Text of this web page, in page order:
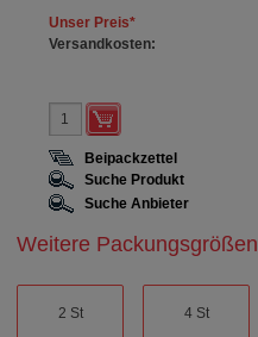
Unser Preis*
Versandkosten:
Beipackzettel
Suche Produkt
Suche Anbieter
Weitere Packungsgrößen
2 St 4 St